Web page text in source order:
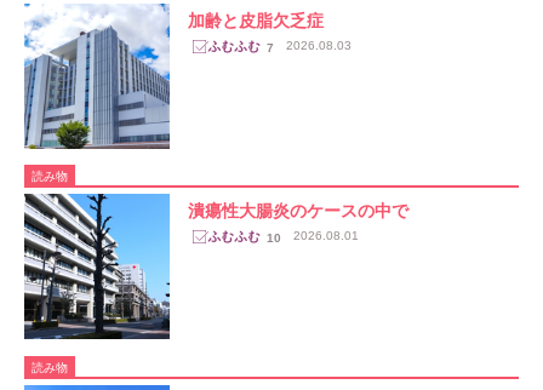
加齢と皮脂欠乏症
7 2026.08.03
読み物
潰瘍性大腸炎のケースの中で
10 2026.08.01
読み物